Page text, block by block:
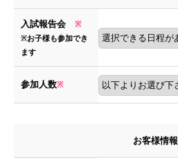
入試報告会 ※
※お子様も参加でき
ます
参加人数※
お客様情報